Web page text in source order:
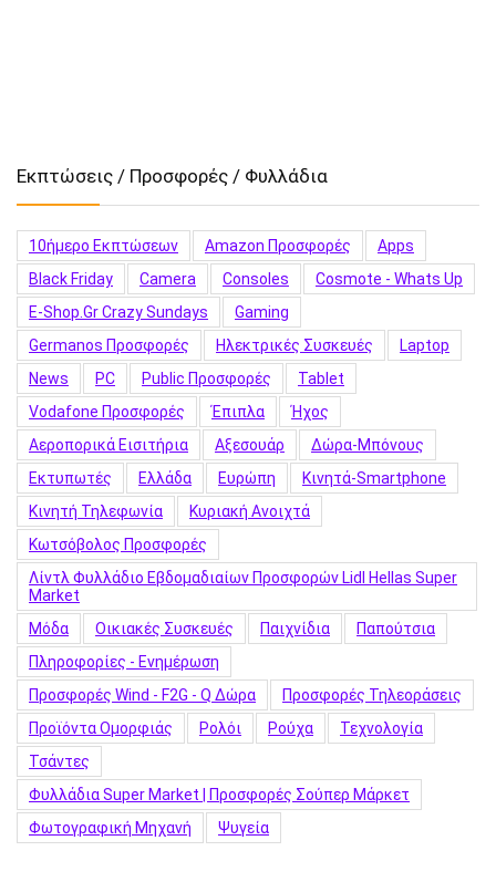
Εκπτώσεις / Προσφορές / Φυλλάδια
10ήμερο Εκπτώσεων Amazon Προσφορές
Apps
Black Friday
Camera Consoles
Cosmote - Whats Up
E-Shop.gr Crazy Sundays
Gaming
Germanos Προσφορές
Hλεκτρικές Συσκευές
Laptop
News
PC Public Προσφορές
Tablet
Vodafone Προσφορές
Έπιπλα
Ήχος
Αεροπορικά Εισιτήρια
Αξεσουάρ
Δώρα-Μπόνους
Εκτυπωτές
Ελλάδα Ευρώπη
Κινητά-Smartphone
Κινητή Τηλεφωνία
Κυριακή Ανοιχτά
Κωτσόβολος Προσφορές
Λίντλ Φυλλάδιο Εβδομαδιαίων Προσφορών Lidl Hellas Super
Market
Μόδα
Οικιακές Συσκευές Παιχνίδια
Παπούτσια
Πληροφορίες - Ενημέρωση
Προσφορές Wind - F2G - Q Δώρα
Προσφορές Τηλεοράσεις
Προϊόντα Ομορφιάς
Ρολόι Ρούχα
Τεχνολογία
Τσάντες
Φυλλάδια Super Market | Προσφορές Σούπερ Μάρκετ
Φωτογραφική Μηχανή
Ψυγεία